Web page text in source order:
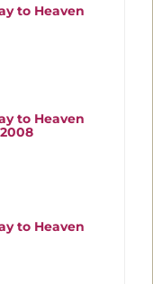
to Heaven
to Heaven
to Heaven